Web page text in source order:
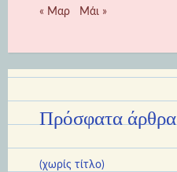
« Μαρ Μάι »
Πρόσφατα άρθρα
(χωρίς τίτλο)